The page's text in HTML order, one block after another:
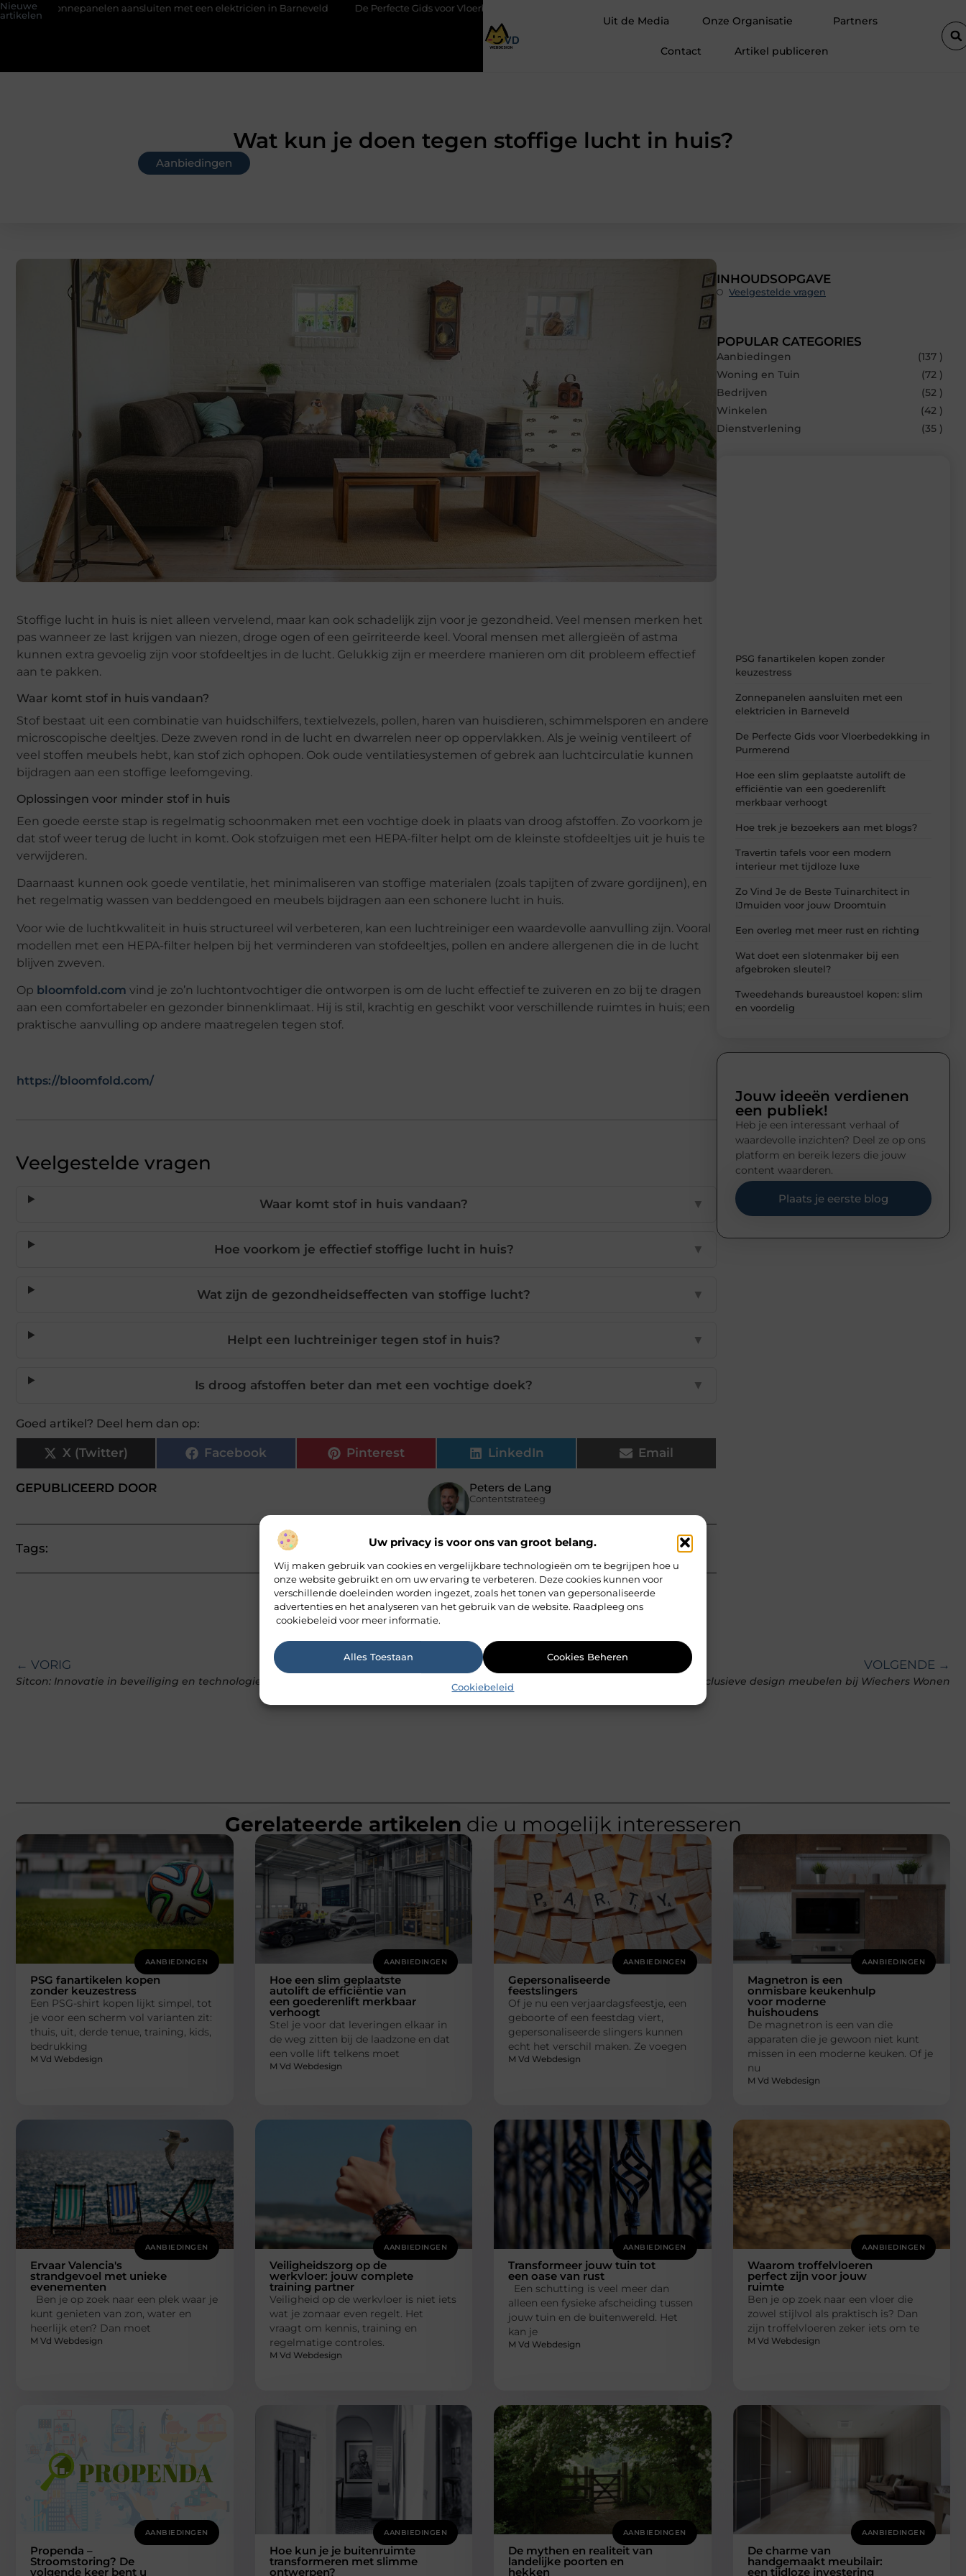
Uw privacy is voor ons van groot belang.
Wij maken gebruik van cookies en vergelijkbare technologieën om te begrijpen hoe u
onze website gebruikt en om uw ervaring te verbeteren. Deze cookies kunnen voor
verschillende doeleinden worden ingezet, zoals het tonen van gepersonaliseerde
advertenties en het analyseren van het gebruik van de website. Raadpleeg ons
cookiebeleid voor meer informatie.
Alles Toestaan Cookies Beheren
Cookiebeleid
Nieuwe
artikelen
aansluiten met een elektricien in Barneveld De Perfecte Gids voor Vloerbedekking in Purmerend
Uit de Media Onze Organisatie Partners
Contact Artikel publiceren
Wat kun je doen tegen stoffige lucht in huis?
Aanbiedingen
Stoffige lucht in huis is niet alleen vervelend, maar kan ook schadelijk zijn voor je gezondheid. Veel mensen merken het
pas wanneer ze last krijgen van niezen, droge ogen of een geïrriteerde keel. Vooral mensen met allergieën of astma
kunnen extra gevoelig zijn voor stofdeeltjes in de lucht. Gelukkig zijn er meerdere manieren om dit probleem effectief
aan te pakken.
Waar komt stof in huis vandaan?
Stof bestaat uit een combinatie van huidschilfers, textielvezels, pollen, haren van huisdieren, schimmelsporen en andere
microscopische deeltjes. Deze zweven rond in de lucht en dwarrelen neer op oppervlakken. Als je weinig ventileert of
veel stoffen meubels hebt, kan stof zich ophopen. Ook oude ventilatiesystemen of gebrek aan luchtcirculatie kunnen
bijdragen aan een stoffige leefomgeving.
Oplossingen voor minder stof in huis
Een goede eerste stap is regelmatig schoonmaken met een vochtige doek in plaats van droog afstoffen. Zo voorkom je
dat stof weer terug de lucht in komt. Ook stofzuigen met een HEPA-filter helpt om de kleinste stofdeeltjes uit je huis te
verwijderen.
Daarnaast kunnen ook goede ventilatie, het minimaliseren van stoffige materialen (zoals tapijten of zware gordijnen), en
het regelmatig wassen van beddengoed en meubels bijdragen aan een schonere lucht in huis.
Voor wie de luchtkwaliteit in huis structureel wil verbeteren, kan een luchtreiniger een waardevolle aanvulling zijn. Vooral
modellen met een HEPA-filter helpen bij het verminderen van stofdeeltjes, pollen en andere allergenen die in de lucht
blijven zweven.
Op bloomfold.com vind je zo’n luchtontvochtiger die ontworpen is om de lucht effectief te zuiveren en zo bij te dragen
aan een comfortabeler en gezonder binnenklimaat. Hij is stil, krachtig en geschikt voor verschillende ruimtes in huis; een
praktische aanvulling op andere maatregelen tegen stof.
https://bloomfold.com/
Veelgestelde vragen
Waar komt stof in huis vandaan? ▼
Hoe voorkom je effectief stoffige lucht in huis? ▼
Wat zijn de gezondheidseffecten van stoffige lucht? ▼
Helpt een luchtreiniger tegen stof in huis? ▼
Is droog afstoffen beter dan met een vochtige doek? ▼
Goed artikel? Deel hem dan op:
X (Twitter) Facebook Pinterest LinkedIn Email
GEPUBLICEERD DOOR Peters de Lang
Contentstrateeg
Tags:
INHOUDSOPGAVE
Veelgestelde vragen
POPULAR CATEGORIES
Aanbiedingen
(137 )
Woning en Tuin
(72 )
Bedrijven
(52 )
Winkelen
(42 )
Dienstverlening
(35 )
PSG fanartikelen kopen zonder
keuzestress
Zonnepanelen aansluiten met een
elektricien in Barneveld
De Perfecte Gids voor Vloerbedekking in
Purmerend
Hoe een slim geplaatste autolift de
efficiëntie van een goederenlift
merkbaar verhoogt
Hoe trek je bezoekers aan met blogs?
Travertin tafels voor een modern
interieur met tijdloze luxe
Zo Vind Je de Beste Tuinarchitect in
IJmuiden voor jouw Droomtuin
Een overleg met meer rust en richting
Wat doet een slotenmaker bij een
afgebroken sleutel?
Tweedehands bureaustoel kopen: slim
en voordelig
Jouw ideeën verdienen
een publiek!
Heb je een interessant verhaal of
waardevolle inzichten? Deel ze op ons
platform en bereik lezers die jouw
content waarderen.
Plaats je eerste blog
← VORIG
Sitcon: Innovatie in beveiliging en technologie
VOLGENDE →
Stijlvol wonen: Ontdek exclusieve design meubelen bij Wiechers Wonen
Gerelateerde artikelen die u mogelijk interesseren
AANBIEDINGEN
PSG fanartikelen kopen
zonder keuzestress
Een PSG-shirt kopen lijkt simpel, tot
je voor een scherm vol varianten zit:
thuis, uit, derde tenue, training, kids,
bedrukking
M Vd Webdesign
AANBIEDINGEN
Hoe een slim geplaatste
autolift de efficiëntie van
een goederenlift merkbaar
verhoogt
Stel je voor dat leveringen elkaar in
de weg zitten bij de laadzone en dat
een volle lift telkens moet
M Vd Webdesign
AANBIEDINGEN
Gepersonaliseerde
feestslingers
Of je nu een verjaardagsfeestje, een
geboorte of een feestdag viert,
gepersonaliseerde slingers kunnen
echt het verschil maken. Ze voegen
M Vd Webdesign
AANBIEDINGEN
Magnetron is een
onmisbare keukenhulp
voor moderne
huishoudens
De magnetron is een van die
apparaten die je gewoon niet kunt
missen in een moderne keuken. Of je
nu
M Vd Webdesign
AANBIEDINGEN
Ervaar Valencia's
strandgevoel met unieke
evenementen
Ben je op zoek naar een plek waar je
kunt genieten van zon, water en
heerlijk eten? Dan moet
M Vd Webdesign
AANBIEDINGEN
Veiligheidszorg op de
werkvloer: jouw complete
training partner
Veiligheid op de werkvloer is niet iets
wat je zomaar even regelt. Het
vraagt om kennis, training en
regelmatige controles.
M Vd Webdesign
AANBIEDINGEN
Transformeer jouw tuin tot
een oase van rust
Een schutting is veel meer dan
alleen een fysieke afscheiding tussen
jouw tuin en de buitenwereld. Het
kan je
M Vd Webdesign
AANBIEDINGEN
Waarom troffelvloeren
perfect zijn voor jouw
ruimte
Ben je op zoek naar een vloer die
zowel stijlvol als praktisch is? Dan
zijn troffelvloeren zeker iets om te
M Vd Webdesign
AANBIEDINGEN
Propenda –
Stroomstoring? De
volgende keer bent u
AANBIEDINGEN
Hoe kun je je buitenruimte
transformeren met slimme
ontwerpen?
AANBIEDINGEN
De mythen en realiteit van
landelijke poorten en
hekken
AANBIEDINGEN
De charme van
handgemaakt meubilair:
een tijdloze investering